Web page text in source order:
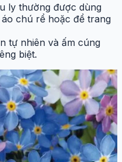
ly thường được dùng
chú rể hoặc để trang
tự nhiên và ấm cúng
biệt.